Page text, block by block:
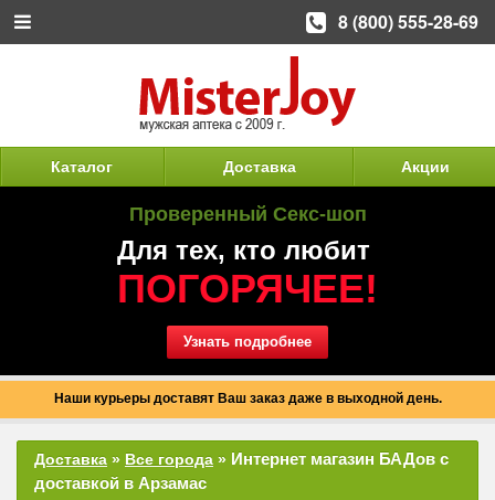
Каталог Доставка Акции
Проверенный Секс-шоп
Для тех, кто любит
ПОГОРЯЧЕЕ!
Узнать подробнее
Наши курьеры доставят Ваш заказ даже в выходной день.
Доставка » Все города » Интернет магазин БАДов с
доставкой в Арзамас
8 (800) 555-28-69